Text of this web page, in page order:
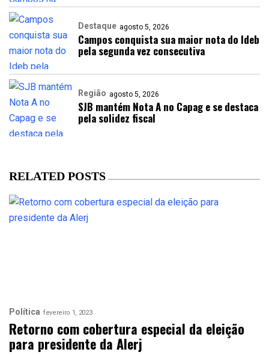
Destaque agosto 5, 2026
Campos conquista sua maior nota do Ideb
pela segunda vez consecutiva
Região agosto 5, 2026
SJB mantém Nota A no Capag e se destaca
pela solidez fiscal
RELATED POSTS
Política fevereiro 1, 2023
Retorno com cobertura especial da eleição
para presidente da Alerj